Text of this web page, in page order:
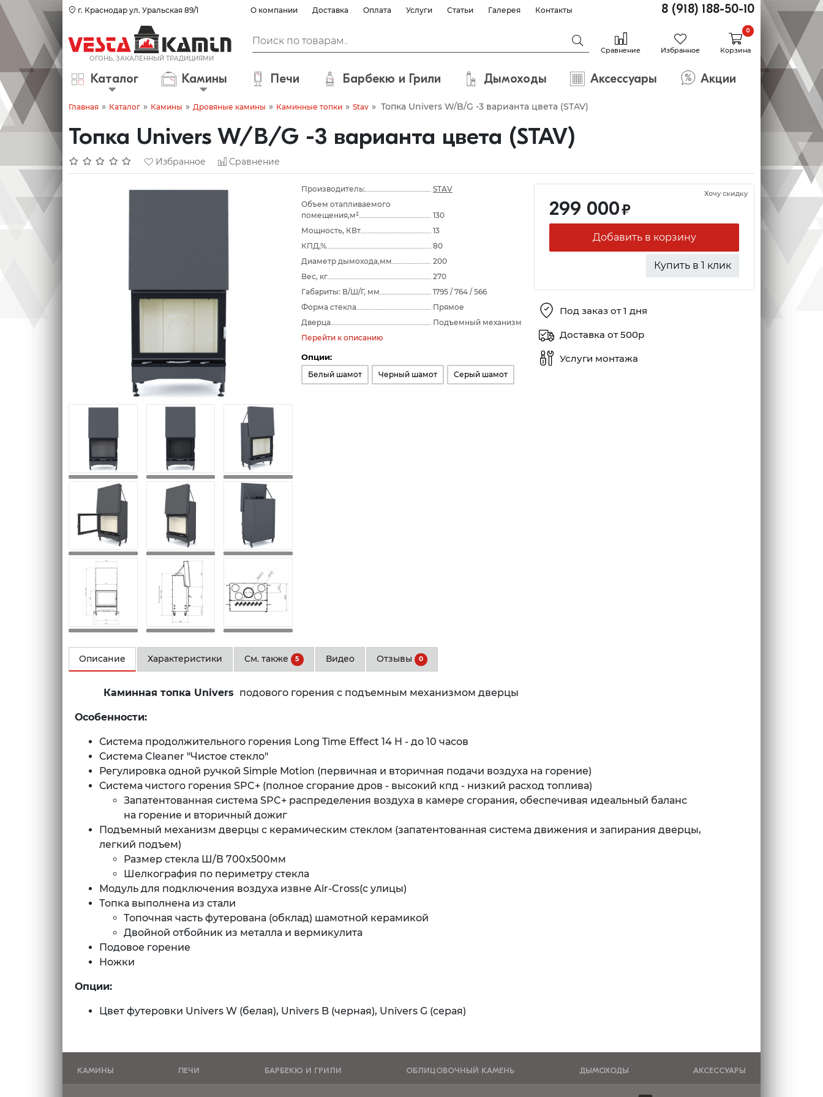
г. Краснодар ул. Уральская 89/1 О компании Доставка Оплата Услуги Статьи Галерея Контакты 8 (918) 188-50-10
Сравнение Избранное Корзина
0
Каталог Камины Печи Барбекю и Грили Дымоходы Аксессуары Акции
Главная » Каталог » Камины » Дровяные камины » Каминные топки » Stav » Топка Univers W/B/G -3 варианта цвета (STAV)
Топка Univers W/B/G -3 варианта цвета (STAV)
Избранное Сравнение
Производитель:
STAV
Объем отапливаемого
помещения,м²
130
Мощность, КВт
13
КПД,%
80
Диаметр дымохода,мм
200
Вес, кг
270
Габариты: В/Ш/Г, мм
1795 / 764 / 566
Форма стекла
Прямое
Дверца
Подъемный механизм
Перейти к описанию
Опции:
Белый шамот Черный шамот Серый шамот
299 000₽
Добавить в корзину
Купить в 1 клик
Хочу скидку
Под заказ от 1 дня
Доставка от 500р
Услуги монтажа
Описание Характеристики См. также 5 Видео Отзывы 0
Каминная топка Univers подового горения с подъемным механизмом дверцы
Особенности:
Система продолжительного горения Long Time Effect 14 H - до 10 часов
Система Cleaner "Чистое стекло"
Регулировка одной ручкой Simple Motion (первичная и вторичная подачи воздуха на горение)
Система чистого горения SPC+ (полное сгорание дров - высокий кпд - низкий расход топлива)
Запатентованная система SPC+ распределения воздуха в камере сгорания, обеспечивая идеальный баланс
на горение и вторичный дожиг
Подъемный механизм дверцы с керамическим стеклом (запатентованная система движения и запирания дверцы,
легкий подъем)
Размер стекла Ш/В 700x500мм
Шелкография по периметру стекла
Модуль для подключения воздуха извне Air-Cross(с улицы)
Топка выполнена из стали
Топочная часть футерована (обклад) шамотной керамикой
Двойной отбойник из металла и вермикулита
Подовое горение
Ножки
Опции:
Цвет футеровки Univers W (белая), Univers B (черная), Univers G (серая)
КАМИНЫ ПЕЧИ БАРБЕКЮ И ГРИЛИ ОБЛИЦОВОЧНЫЙ КАМЕНЬ ДЫМОХОДЫ АКСЕССУАРЫ